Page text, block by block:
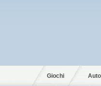
Giochi